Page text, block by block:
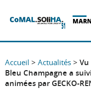
Accueil > Actualités > Vu
Bleu Champagne a
animées par GECKO-